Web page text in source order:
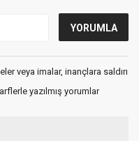
veya imalar, inançlara saldırı
yazılmış yorumlar